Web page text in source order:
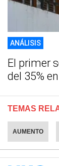
ANÁLISIS
El primer
del 35%
TEMAS
AUMENTO